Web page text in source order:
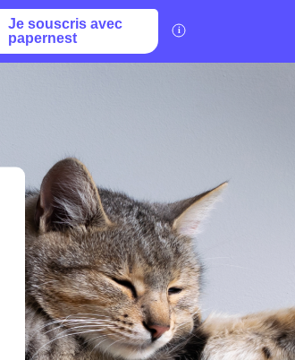
Je souscris avec
papernest